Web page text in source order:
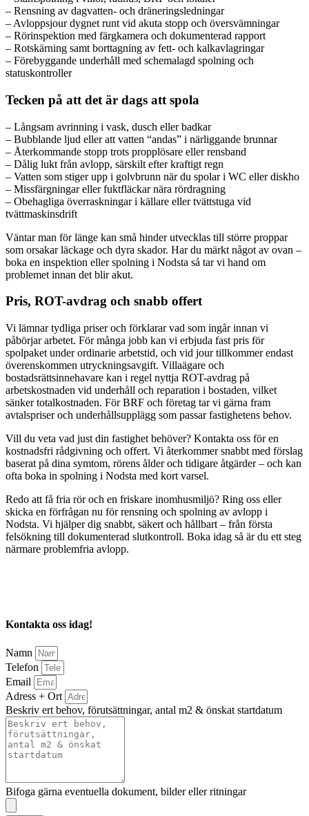
– Rensning av dagvatten- och dräneringsledningar
– Avloppsjour dygnet runt vid akuta stopp och översvämningar
– Rörinspektion med färgkamera och dokumenterad rapport
– Rotskärning samt borttagning av fett- och kalkavlagringar
– Förebyggande underhåll med schemalagd spolning och
statuskontroller
Tecken på att det är dags att spola
– Långsam avrinning i vask, dusch eller badkar
– Bubblande ljud eller att vatten “andas” i närliggande brunnar
– Återkommande stopp trots propplösare eller rensband
– Dålig lukt från avlopp, särskilt efter kraftigt regn
– Vatten som stiger upp i golvbrunn när du spolar i WC eller diskho
– Missfärgningar eller fuktfläckar nära rördragning
– Obehagliga överraskningar i källare eller tvättstuga vid
tvättmaskinsdrift
Väntar man för länge kan små hinder utvecklas till större proppar
som orsakar läckage och dyra skador. Har du märkt något av ovan –
boka en inspektion eller spolning i Nodsta så tar vi hand om
problemet innan det blir akut.
Pris, ROT-avdrag och snabb offert
Vi lämnar tydliga priser och förklarar vad som ingår innan vi
påbörjar arbetet. För många jobb kan vi erbjuda fast pris för
spolpaket under ordinarie arbetstid, och vid jour tillkommer endast
överenskommen utryckningsavgift. Villaägare och
bostadsrättsinnehavare kan i regel nyttja ROT-avdrag på
arbetskostnaden vid underhåll och reparation i bostaden, vilket
sänker totalkostnaden. För BRF och företag tar vi gärna fram
avtalspriser och underhållsupplägg som passar fastighetens behov.
Vill du veta vad just din fastighet behöver? Kontakta oss för en
kostnadsfri rådgivning och offert. Vi återkommer snabbt med förslag
baserat på dina symtom, rörens ålder och tidigare åtgärder – och kan
ofta boka in spolning i Nodsta med kort varsel.
Redo att få fria rör och en friskare inomhusmiljö? Ring oss eller
skicka en förfrågan nu för rensning och spolning av avlopp i
Nodsta. Vi hjälper dig snabbt, säkert och hållbart – från första
felsökning till dokumenterad slutkontroll. Boka idag så är du ett steg
närmare problemfria avlopp.
Kontakta oss idag!
Namn
Telefon
Email
Adress + Ort
Beskriv ert behov, förutsättningar, antal m2 & önskat startdatum
Bifoga gärna eventuella dokument, bilder eller ritningar